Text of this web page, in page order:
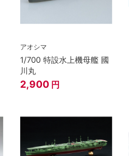
アオシマ
1/700 特設水上機母艦 國
川丸
2,900 円